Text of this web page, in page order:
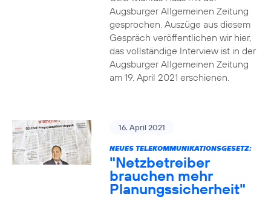
Augsburger Allgemeinen Zeitung
gesprochen. Auszüge aus diesem
Gespräch veröffentlichen wir hier,
das vollständige Interview ist in der
Augsburger Allgemeinen Zeitung
am 19. April 2021 erschienen.
16. April 2021
NEUES TELEKOMMUNIKATIONSGESETZ:
"Netzbetreiber
brauchen mehr
Planungssicherheit"